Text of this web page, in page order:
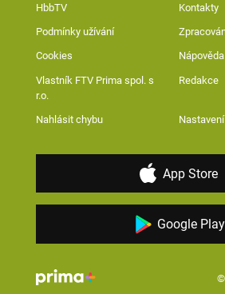
HbbTV Kontakty
Podmínky užívání
Cookies Nápověda
Vlastník FTV Prima spol. s
r.o.
Redakce
Nahlásit chybu
App Store
Google Play
©